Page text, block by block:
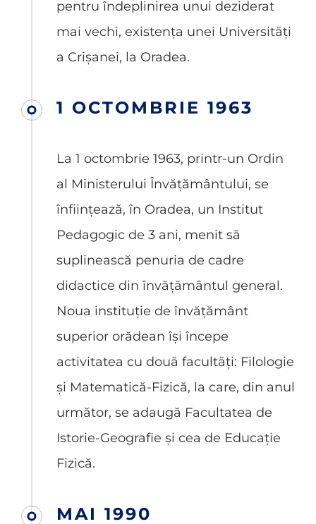
pentru îndeplinirea unui deziderat
mai vechi, existența unei Universități
a Crișanei, la Oradea.
1 OCTOMBRIE 1963
La 1 octombrie 1963, printr-un Ordin
al Ministerului Învățământului, se
înființează, în Oradea, un Institut
Pedagogic de 3 ani, menit să
suplinească penuria de cadre
didactice din învățământul general.
Noua instituție de învățământ
superior orădean își începe
activitatea cu două facultăți: Filologie
și Matematică-Fizică, la care, din anul
următor, se adaugă Facultatea de
Istorie-Geografie și cea de Educație
Fizică.
MAI 1990